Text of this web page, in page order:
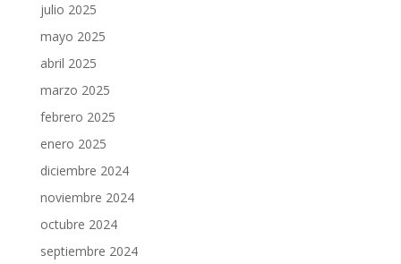
julio 2025
mayo 2025
abril 2025
marzo 2025
febrero 2025
enero 2025
diciembre 2024
noviembre 2024
octubre 2024
septiembre 2024